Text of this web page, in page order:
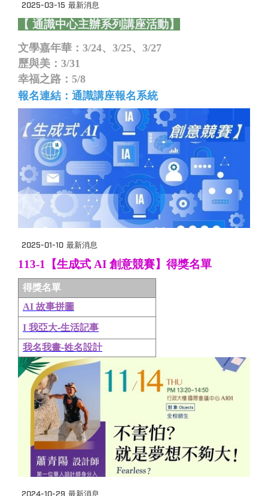
2025-03-15 最新消息
【 通識中心主辦系列講座活動】
文學嘉年華：3/24、3/25、3/27
歷與美：3/31
幸福之路：5/8
報名連結： 通識講座報名系統
2025-01-10 最新消息
113-1 【生成式 AI 創意競賽】得獎名單
得獎名單
AI 故事拼圖
I 我亞大-生活記事
我名我畫-姓名設計